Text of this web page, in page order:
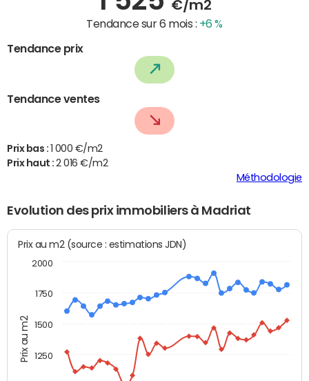
€/m2
Tendance sur 6 mois : +6 %
Tendance prix
Tendance ventes
Prix bas :
1 000 €/m2
Prix haut :2 016 €/m2
Méthodologie
Evolution des prix immobiliers à Madriat
Prix au m2
Prix au m2 (source : estimations JDN)
1250
1500
1750
2000